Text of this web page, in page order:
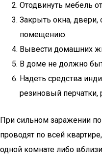
Отодвинуть мебель от
Закрыть окна, двери,
помещению.
Вывести домашних
В доме не должно
Надеть средства
резиновый перчатки,
При сильном заражении
проводят по всей
одной комнате либо